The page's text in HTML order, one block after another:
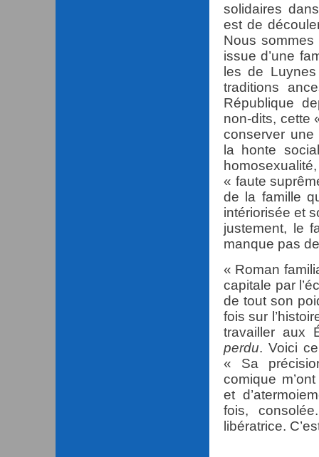
solidaires
est de
Nous
issue d’une
les de
traditions
République
non-dits, cette
conserver une
la honte
« faute
de la famille
intériorisée et
justement, le
manque pas
« Roman
capitale par
de tout son
fois sur
travailler aux
perdu. Voici
« Sa
comique
et
fois,
libératrice.